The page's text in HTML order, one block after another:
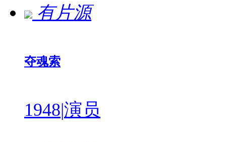
有片源
夺魂索
1948|演员